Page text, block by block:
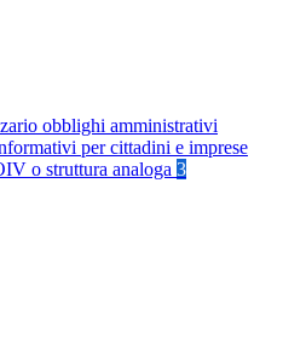
obblighi amministrativi
per cittadini e imprese
o struttura analoga 3